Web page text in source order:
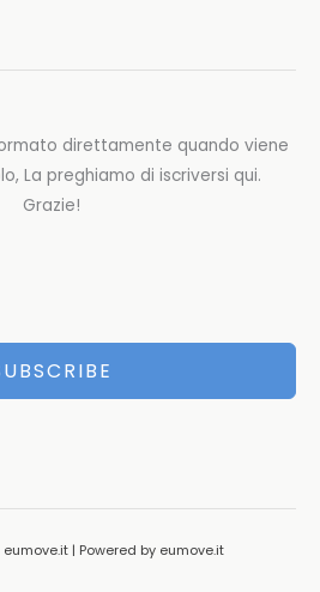
direttamente quando viene
La preghiamo di iscriversi qui.
Grazie!
| Powered by eumove.it